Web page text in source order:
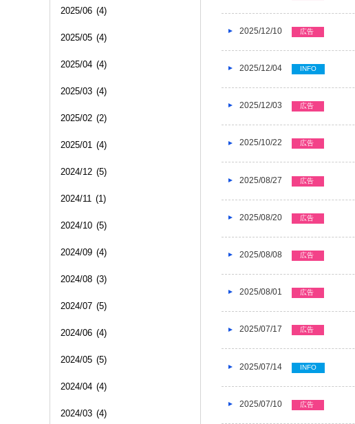
2025/12/10 広告
2025/12/04 INFO
2025/12/03 広告
2025/10/22 広告
2025/08/27 広告
2025/08/20 広告
2025/08/08 広告
2025/08/01 広告
2025/07/17 広告
2025/07/14 INFO
2025/07/10 広告
2025/06 (4)
2025/05 (4)
2025/04 (4)
2025/03 (4)
2025/02 (2)
2025/01 (4)
2024/12 (5)
2024/11 (1)
2024/10 (5)
2024/09 (4)
2024/08 (3)
2024/07 (5)
2024/06 (4)
2024/05 (5)
2024/04 (4)
2024/03 (4)